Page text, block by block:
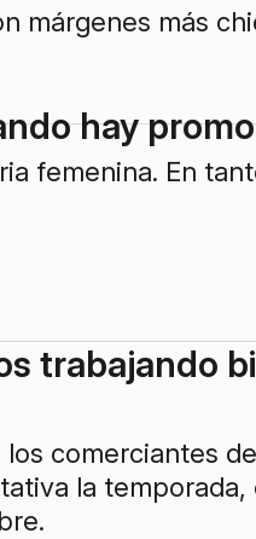
márgenes más
hay
femenina. En
trabajando
comerciantes
la